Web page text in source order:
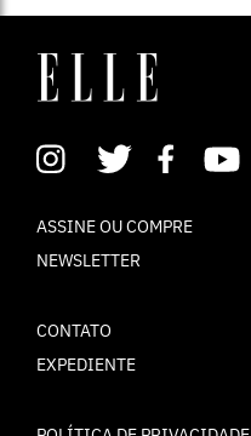
ASSINE OU COMPRE
NEWSLETTER
CONTATO
EXPEDIENTE